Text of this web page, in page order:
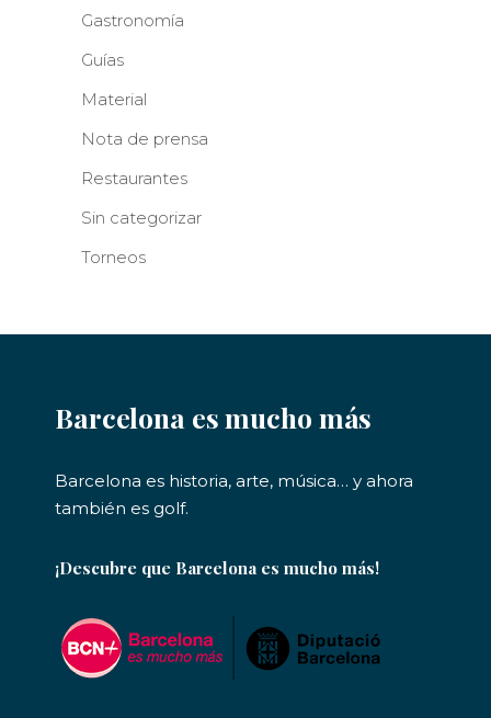
Gastronomía
Guías
Material
Nota de prensa
Restaurantes
Sin categorizar
Torneos
Barcelona es mucho más
Barcelona es historia, arte, música… y ahora
también es golf.
¡Descubre que Barcelona es mucho más!